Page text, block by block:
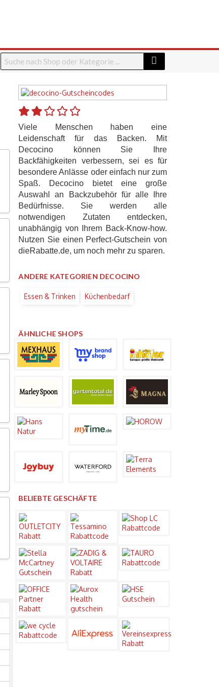
Viele Menschen haben eine
Leidenschaft für das Backen. Mit
Decocino können Sie Ihre
Backfähigkeiten verbessern, sei es für
besondere Anlässe oder einfach nur zum
Spaß. Decocino bietet eine große
Auswahl an Backzubehör für alle Ihre
Bedürfnisse. Sie werden alle
notwendigen Zutaten entdecken,
unabhängig von Ihrem Back-Know-how.
Nutzen Sie einen Perfect-Gutschein von
dieRabatte.de, um noch mehr zu sparen.
ANDERE KATEGORIEN DECOCINO
Essen & Trinken Küchenbedarf
ÄHNLICHE SHOPS
BELIEBTE GESCHÄFTE